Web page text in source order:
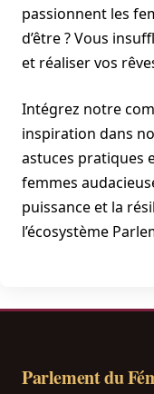
passionnent les
d’être ? Vous
et réaliser vos
Intégrez notre
inspiration dans
astuces pratiques
femmes
puissance et la
l’écosystème
Parlement du